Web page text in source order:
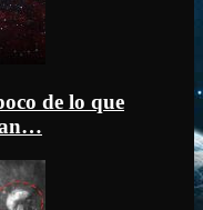
de lo que